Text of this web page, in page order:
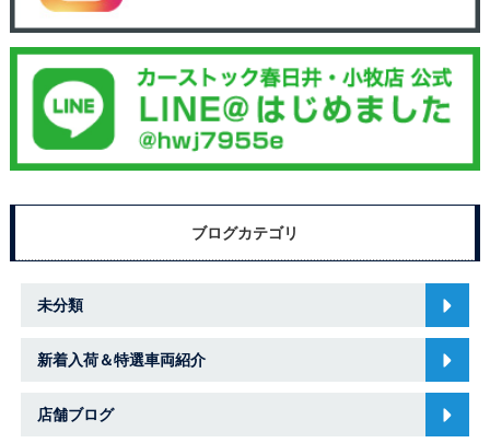
ブログカテゴリ
未分類
新着入荷＆特選車両紹介
店舗ブログ